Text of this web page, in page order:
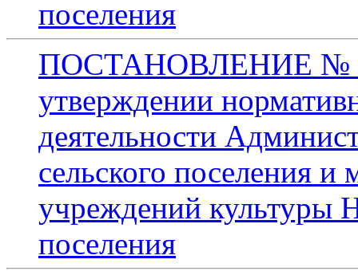
поселения
ПОСТАНОВЛЕНИЕ №
утверждении
деятельности
сельского поселения
учреждений культуры
поселения